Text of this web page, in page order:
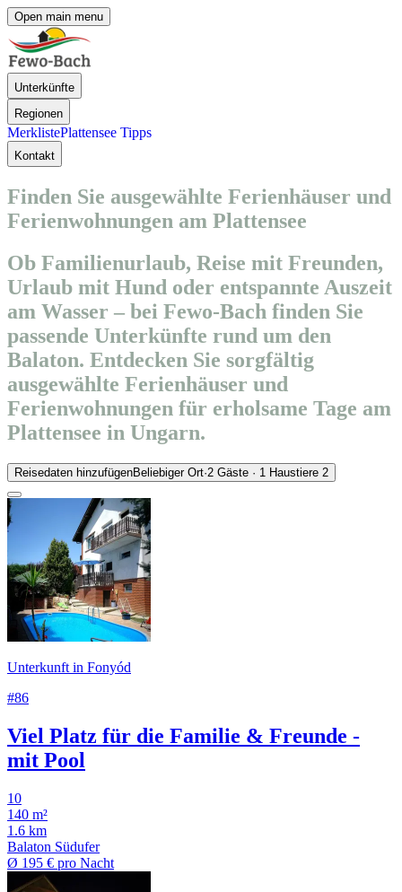
Open main menu
Unterkünfte
Regionen
MerklistePlattensee Tipps
Kontakt
Finden Sie ausgewählte Ferienhäuser und
Ferienwohnungen am Plattensee
Ob Familienurlaub, Reise mit Freunden,
Urlaub mit Hund oder entspannte Auszeit
am Wasser – bei Fewo-Bach finden Sie
passende Unterkünfte rund um den
Balaton. Entdecken Sie sorgfältig
ausgewählte Ferienhäuser und
Ferienwohnungen für erholsame Tage am
Plattensee in Ungarn.
Reisedaten hinzufügenBeliebiger Ort·2 Gäste · 1 Haustiere 2
Unterkunft in Fonyód
#86
Viel Platz für die Familie & Freunde -
mit Pool
10
140 m²
1.6 km
Balaton Südufer
Ø 195 € pro Nacht